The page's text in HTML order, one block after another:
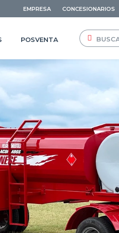
EMPRESA CONCESIONARIOS
POSVENTA